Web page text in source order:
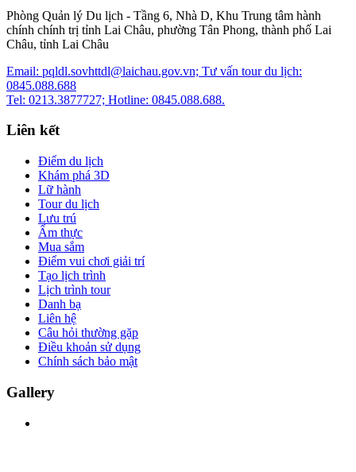
Phòng Quản lý Du lịch - Tầng 6, Nhà D, Khu Trung tâm hành
chính chính trị tỉnh Lai Châu, phường Tân Phong, thành phố Lai
Châu, tỉnh Lai Châu
Email: pqldl.sovhttdl@laichau.gov.vn; Tư vấn tour du lịch:
0845.088.688
Tel: 0213.3877727; Hotline: 0845.088.688.
Liên kết
Điểm du lịch
Khám phá 3D
Lữ hành
Tour du lịch
Lưu trú
Ẩm thực
Mua sắm
Điểm vui chơi giải trí
Tạo lịch trình
Lịch trình tour
Danh bạ
Liên hệ
Câu hỏi thường gặp
Điều khoản sử dụng
Chính sách bảo mật
Gallery